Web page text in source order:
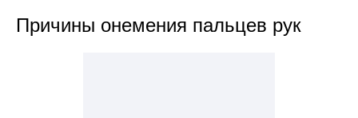
Причины онемения пальцев рук